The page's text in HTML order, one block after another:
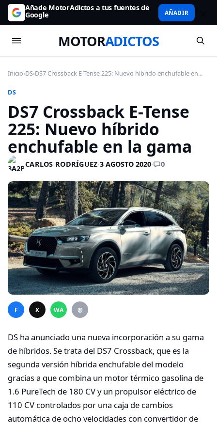
Añade MotorAdictos a tus fuentes de
Google AÑADIR
MOTORADICTOS
Inicio›DS›DS7 Crossback E-Tense 225: Nuevo híbrido enchufable en...
DS
DS7 Crossback E-Tense
225: Nuevo híbrido
enchufable en la gama
CARLOS RODRÍGUEZ·3 AGOSTO 2020· 0
F X WA @
DS ha anunciado una nueva incorporación a su gama
de híbridos. Se trata del DS7 Crossback, que es la
segunda versión híbrida enchufable del modelo
gracias a que combina un motor térmico gasolina de
1.6 PureTech de 180 CV y un propulsor eléctrico de
110 CV controlados por una caja de cambios
automática de ocho velocidades con convertidor de